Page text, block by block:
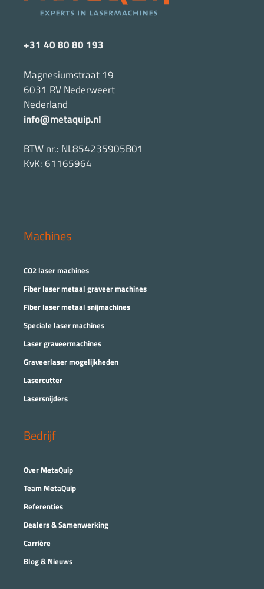
+31 40 80 80 193
Magnesiumstraat 19
6031 RV Nederweert
Nederland
info@metaquip.nl
BTW nr.: NL854235905B01
KvK: 61165964
Machines
CO2 laser machines
Fiber laser metaal graveer machines
Fiber laser metaal snijmachines
Speciale laser machines
Laser graveermachines
Graveerlaser mogelijkheden
Lasercutter
Lasersnijders
Bedrijf
Over MetaQuip
Team MetaQuip
Referenties
Dealers & Samenwerking
Carrière
Blog & Nieuws